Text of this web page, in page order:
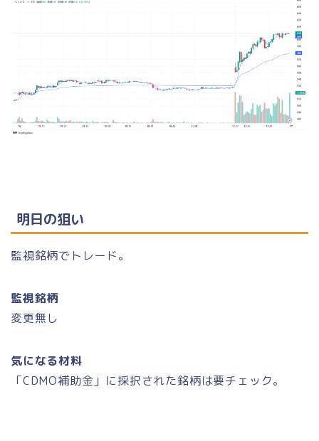
明日の狙い
監視銘柄でトレード。
監視銘柄
変更無し
気になる材料
「CDMO補助金」に採択された銘柄は要チェック。